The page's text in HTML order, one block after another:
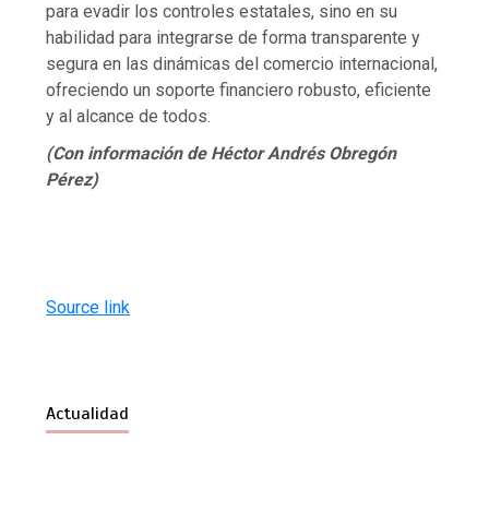
para evadir los controles estatales, sino en su
habilidad para integrarse de forma transparente y
segura en las dinámicas del comercio internacional,
ofreciendo un soporte financiero robusto, eficiente
y al alcance de todos.
(Con información de Héctor Andrés Obregón
Pérez)
Source link
Actualidad